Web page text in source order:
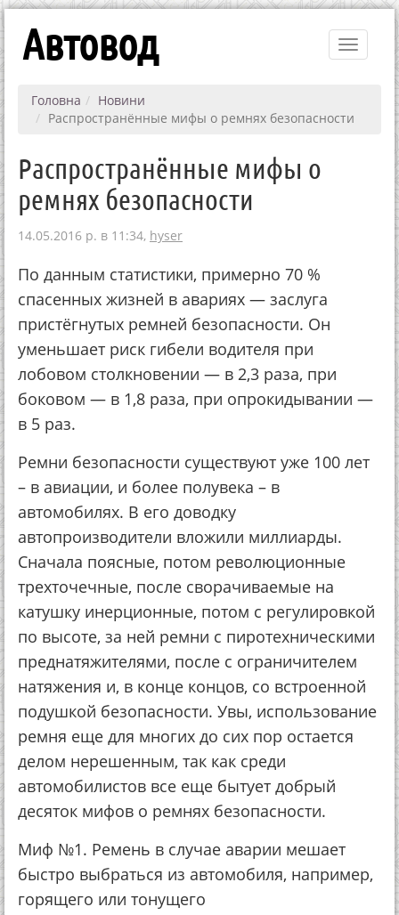
Toggle
Автовод
Головна
Новини
Распространённые мифы о ремнях безопасности
Распространённые мифы о
ремнях безопасности
14.05.2016 р. в 11:34, hyser
По данным статистики, примерно 70 %
спасенных жизней в авариях — заслуга
пристёгнутых ремней безопасности. Он
уменьшает риск гибели водителя при
лобовом столкновении — в 2,3 раза, при
боковом — в 1,8 раза, при опрокидывании —
в 5 раз.
Ремни безопасности существуют уже 100 лет
– в авиации, и более полувека – в
автомобилях. В его доводку
автопроизводители вложили миллиарды.
Сначала поясные, потом революционные
трехточечные, после сворачиваемые на
катушку инерционные, потом с регулировкой
по высоте, за ней ремни с пиротехническими
преднатяжителями, после с ограничителем
натяжения и, в конце концов, со встроенной
подушкой безопасности. Увы, использование
ремня еще для многих до сих пор остается
делом нерешенным, так как среди
автомобилистов все еще бытует добрый
десяток мифов о ремнях безопасности.
Миф №1. Ремень в случае аварии мешает
быстро выбраться из автомобиля, например,
горящего или тонущего